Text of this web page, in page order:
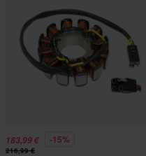
183,99 € -15%
216,99 €